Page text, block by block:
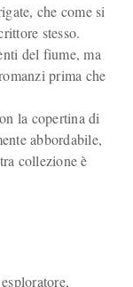
che come si
stesso.
del fiume, ma
prima che
la copertina di
abbordabile,
collezione è